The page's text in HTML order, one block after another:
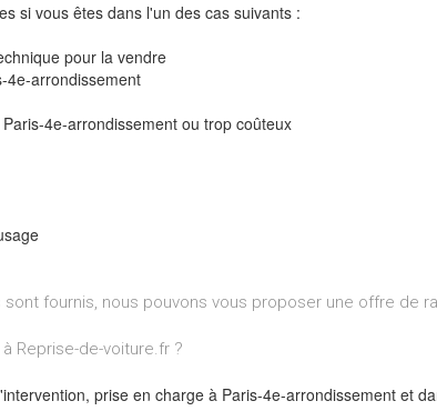
si vous êtes dans l'un des cas suivants :
pour la vendre
4e-arrondissement
4e-arrondissement ou trop coûteux
fournis, nous pouvons vous proposer une offre de
Reprise-de-voiture.fr ?
prise en charge à Paris-4e-arrondissement et